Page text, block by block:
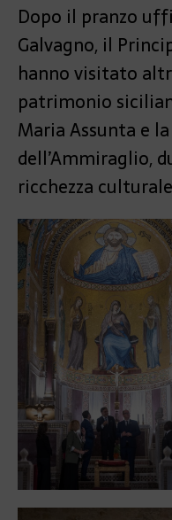
Dopo il pranzo
Galvagno, il
hanno visitato
patrimonio
Maria Assunta e
dell’Ammiraglio,
ricchezza